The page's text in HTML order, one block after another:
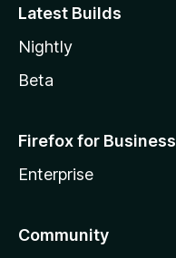
Latest Builds
Nightly
Beta
Firefox for Business
Enterprise
Community